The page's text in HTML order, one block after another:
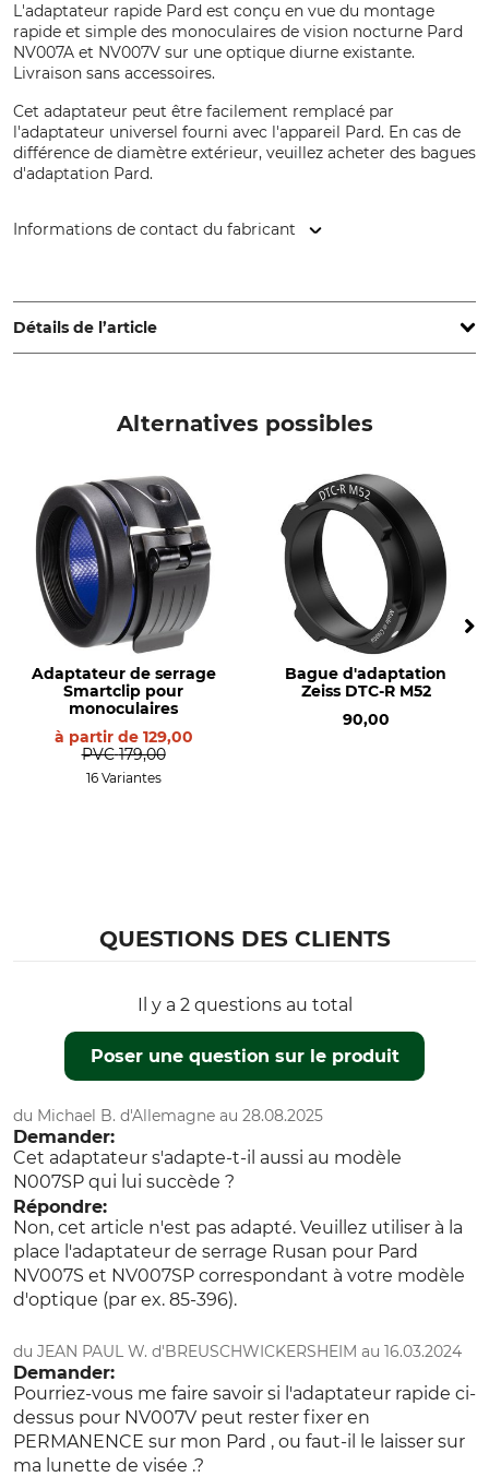
L'adaptateur rapide Pard est conçu en vue du montage
rapide et simple des monoculaires de vision nocturne Pard
NV007A et NV007V sur une optique diurne existante.
Livraison sans accessoires.
Cet adaptateur peut être facilement remplacé par
l'adaptateur universel fourni avec l'appareil Pard. En cas de
différence de diamètre extérieur, veuillez acheter des bagues
d'adaptation Pard.
Informations de contact du fabricant
Warsaw - Mazowieckie, Poland, www.pard.com
Détails de l’article
Alternatives possibles
Adaptateur de serrage
Smartclip pour
monoculaires
à partir de 129,00
PVC 179,00
16 Variantes
Bague d'adaptation
Zeiss DTC-R M52
90,00
QUESTIONS DES CLIENTS
Il y a 2 questions au total
Poser une question sur le produit
du Michael B. d'Allemagne au 28.08.2025
Demander:
Cet adaptateur s'adapte-t-il aussi au modèle
N007SP qui lui succède ?
Répondre:
Non, cet article n'est pas adapté. Veuillez utiliser à la
place l'adaptateur de serrage Rusan pour Pard
NV007S et NV007SP correspondant à votre modèle
d'optique (par ex. 85-396).
du JEAN PAUL W. d'BREUSCHWICKERSHEIM au 16.03.2024
Demander:
Pourriez-vous me faire savoir si l'adaptateur rapide ci-
dessus pour NV007V peut rester fixer en
PERMANENCE sur mon Pard , ou faut-il le laisser sur
ma lunette de visée .?